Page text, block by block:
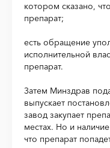
котором сказано,
препарат;
есть обращение
исполнительной
препарат.
Затем Минздрав
выпускает
завод закупает
местах. Но и
что препарат